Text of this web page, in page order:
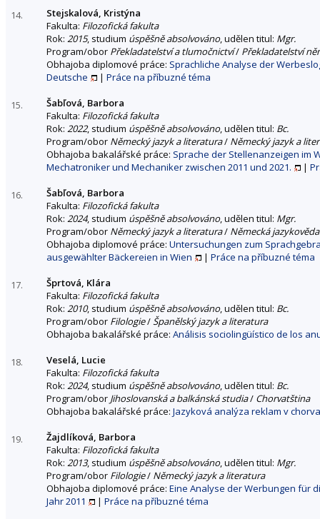
14.
Stejskalová, Kristýna
Fakulta: Filozofická fakulta
Rok: 2015, studium úspěšně absolvováno, udělen titul: Mgr.
Program/obor Překladatelství a tlumočnictví/ Překladatelství
Obhajoba diplomové práce: Sprachliche Analyse der
Deutsche
| Práce na příbuzné téma
15.
Šabľová, Barbora
Fakulta: Filozofická fakulta
Rok: 2022, studium úspěšně absolvováno, udělen titul: Bc.
Program/obor Německý jazyk a literatura/ Německý jazyk a
Obhajoba bakalářské práce: Sprache der Stellenanzeigen im
Mechatroniker und Mechaniker zwischen 2011 und 2021.
|
16.
Šabľová, Barbora
Fakulta: Filozofická fakulta
Rok: 2024, studium úspěšně absolvováno, udělen titul: Mgr.
Program/obor Německý jazyk a literatura/ Německá jazykověda
Obhajoba diplomové práce: Untersuchungen zum
ausgewählter Bäckereien in Wien
| Práce na příbuzné téma
17.
Šprtová, Klára
Fakulta: Filozofická fakulta
Rok: 2010, studium úspěšně absolvováno, udělen titul: Bc.
Program/obor Filologie/Španělský jazyk a literatura
Obhajoba bakalářské práce: Análisis sociolingüístico de los
18.
Veselá, Lucie
Fakulta: Filozofická fakulta
Rok: 2024, studium úspěšně absolvováno, udělen titul: Bc.
Program/obor Jihoslovanská a balkánská studia/ Chorvatština
Obhajoba bakalářské práce: Jazyková analýza reklam v
19.
Žajdlíková, Barbora
Fakulta: Filozofická fakulta
Rok: 2013, studium úspěšně absolvováno, udělen titul: Mgr.
Program/obor Filologie/ Německý jazyk a literatura
Obhajoba diplomové práce: Eine Analyse der Werbungen für
Jahr 2011
| Práce na příbuzné téma